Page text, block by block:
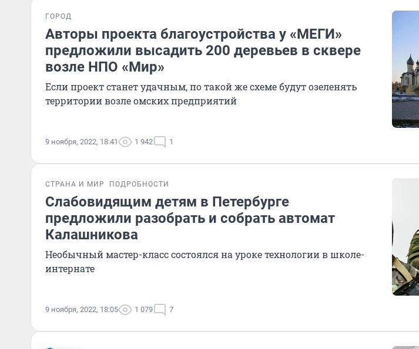
ГОРОД
Авторы проекта благоустройства у «МЕГИ»
предложили высадить 200 деревьев в сквере
возле НПО «Мир»
Если проект станет удачным, по такой же схеме будут озеленять
территории возле омских предприятий
9 ноября, 2022, 18:41 1 942 1
СТРАНА И МИР ПОДРОБНОСТИ
Слабовидящим детям в Петербурге
предложили разобрать и собрать автомат
Калашникова
Необычный мастер-класс состоялся на уроке технологии в школе-
интернате
9 ноября, 2022, 18:05 1 079 7